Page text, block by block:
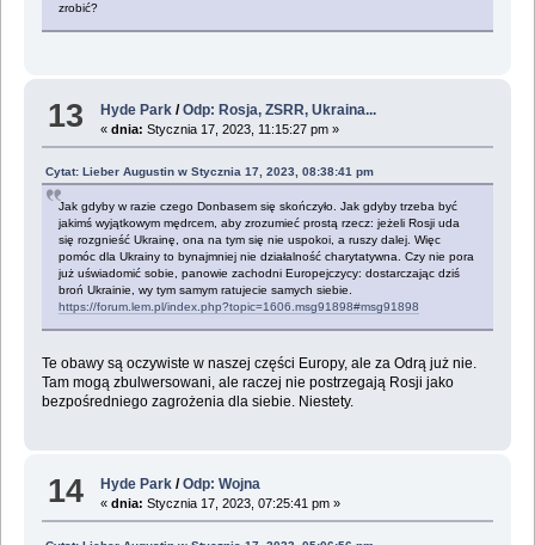
zrobić?
13 Hyde Park /Odp: Rosja, ZSRR, Ukraina...
«dnia: Stycznia 17, 2023, 11:15:27 pm »
Cytat: Lieber Augustin w Stycznia 17, 2023, 08:38:41 pm
Jak gdyby w razie czego Donbasem się skończyło. Jak gdyby trzeba być
jakimś wyjątkowym mędrcem, aby zrozumieć prostą rzecz: jeżeli Rosji uda
się rozgnieść Ukrainę, ona na tym się nie uspokoi, a ruszy dalej. Więc
pomóc dla Ukrainy to bynajmniej nie działalność charytatywna. Czy nie pora
już uświadomić sobie, panowie zachodni Europejczycy: dostarczając dziś
broń Ukrainie, wy tym samym ratujecie samych siebie.
https://forum.lem.pl/index.php?topic=1606.msg91898#msg91898
Te obawy są oczywiste w naszej części Europy, ale za Odrą już nie.
Tam mogą zbulwersowani, ale raczej nie postrzegają Rosji jako
bezpośredniego zagrożenia dla siebie. Niestety.
14 Hyde Park /Odp: Wojna
«dnia: Stycznia 17, 2023, 07:25:41 pm »